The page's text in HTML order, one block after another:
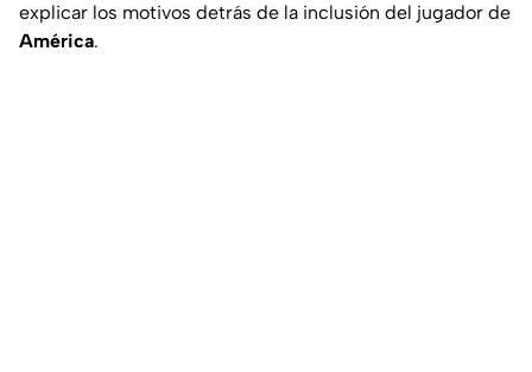
explicar los motivos detrás de la inclusión del jugador de
América.